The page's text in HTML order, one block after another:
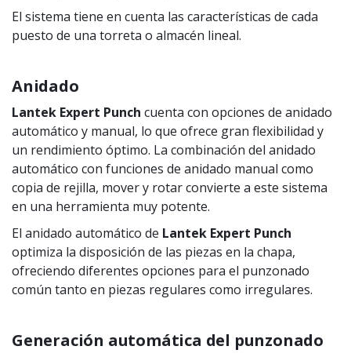
El sistema tiene en cuenta las características de cada
puesto de una torreta o almacén lineal.
Anidado
Lantek Expert Punch cuenta con opciones de anidado
automático y manual, lo que ofrece gran flexibilidad y
un rendimiento óptimo. La combinación del anidado
automático con funciones de anidado manual como
copia de rejilla, mover y rotar convierte a este sistema
en una herramienta muy potente.
El anidado automático de Lantek Expert Punch
optimiza la disposición de las piezas en la chapa,
ofreciendo diferentes opciones para el punzonado
común tanto en piezas regulares como irregulares.
Generación automática del punzonado